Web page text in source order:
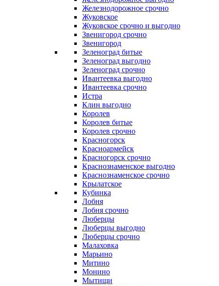
Железнодорожное срочно
Жуковское
Жуковское срочно и выгодно
Звенигород срочно
Звенигород
Зеленоград битые
Зеленоград выгодно
Зеленоград срочно
Ивантеевка выгодно
Ивантеевка срочно
Истра
Клин выгодно
Королев
Королев битые
Королев срочно
Красногорск
Красноармейск
Красногорск срочно
Краснознаменское выгодно
Краснознаменское срочно
Крылатское
Кубинка
Лобня
Лобня срочно
Люберцы
Люберцы выгодно
Люберцы срочно
Малаховка
Марьино
Митино
Монино
Мытищи